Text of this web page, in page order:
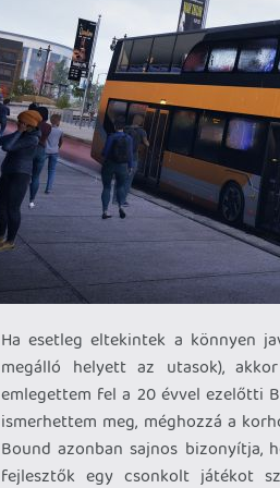
Ha esetleg eltekintek a könnyen
megálló helyett az utasok),
emlegettem fel a 20 évvel ezelőtti
ismerhettem meg, méghozzá a
Bound azonban sajnos bizonyítja,
fejlesztők egy csonkolt játékot